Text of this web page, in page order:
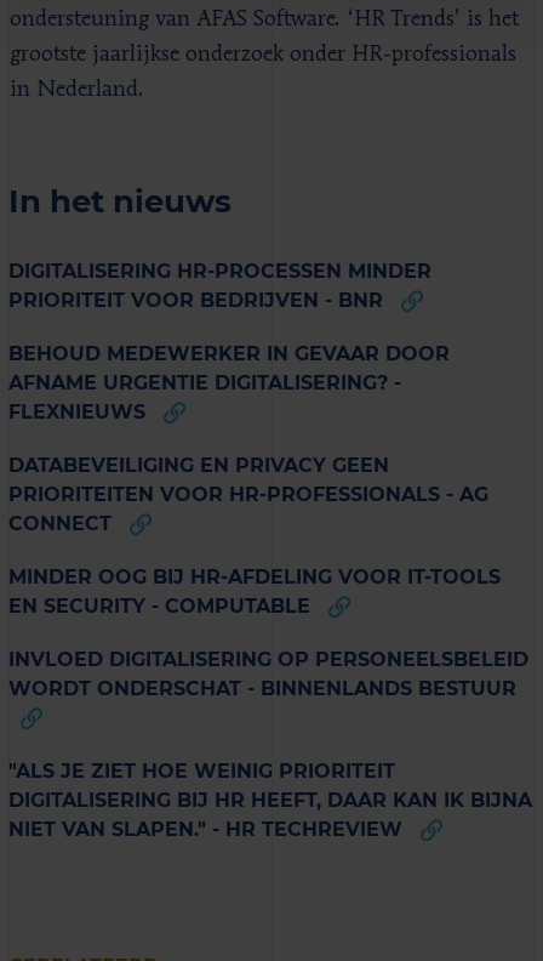
ondersteuning van AFAS Software. ‘HR Trends’ is het
grootste jaarlijkse onderzoek onder HR-professionals
in Nederland.
In het nieuws
DIGITALISERING HR-PROCESSEN MINDER
PRIORITEIT VOOR BEDRIJVEN - BNR
BEHOUD MEDEWERKER IN GEVAAR DOOR
AFNAME URGENTIE DIGITALISERING? -
FLEXNIEUWS
DATABEVEILIGING EN PRIVACY GEEN
PRIORITEITEN VOOR HR-PROFESSIONALS - AG
CONNECT
MINDER OOG BIJ HR-AFDELING VOOR IT-TOOLS
EN SECURITY - COMPUTABLE
INVLOED DIGITALISERING OP PERSONEELSBELEID
WORDT ONDERSCHAT - BINNENLANDS BESTUUR
"ALS JE ZIET HOE WEINIG PRIORITEIT
DIGITALISERING BIJ HR HEEFT, DAAR KAN IK BIJNA
NIET VAN SLAPEN." - HR TECHREVIEW